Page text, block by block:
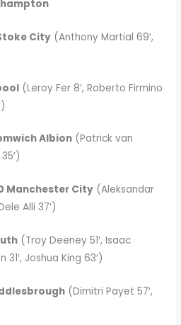
City (Anthony Martial 69′,
(Leroy Fer 8′, Roberto Firmino
Albion (Patrick van
Manchester City (Aleksandar
Alli 37′)
(Troy Deeney 51′, Isaac
31′, Joshua King 63′)
(Dimitri Payet 57′,